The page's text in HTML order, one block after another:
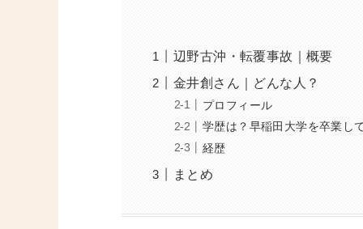
辺野古沖・転覆事故｜概要
金井創さん｜どんな人？
プロフィール
学歴は？早稲田大学を卒業し
経歴
まとめ